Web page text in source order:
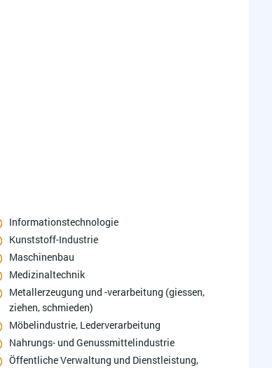
Informationstechnologie
Kunststoff-Industrie
Maschinenbau
Medizinaltechnik
Metallerzeugung und -verarbeitung (giessen,
ziehen, schmieden)
Möbelindustrie, Lederverarbeitung
Nahrungs- und Genussmittelindustrie
Öffentliche Verwaltung und Dienstleistung,